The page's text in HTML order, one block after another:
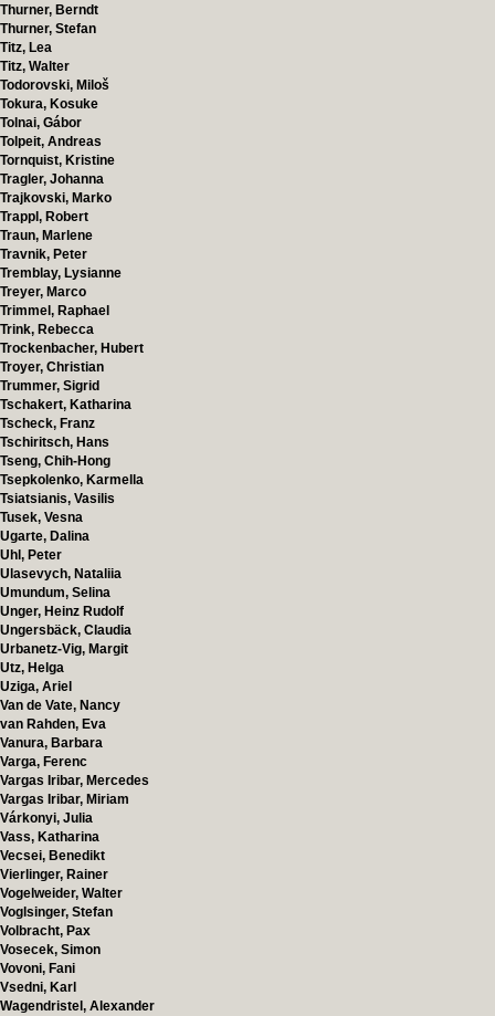
Thurner, Berndt
Thurner, Stefan
Titz, Lea
Titz, Walter
Todorovski, Miloš
Tokura, Kosuke
Tolnai, Gábor
Tolpeit, Andreas
Tornquist, Kristine
Tragler, Johanna
Trajkovski, Marko
Trappl, Robert
Traun, Marlene
Travnik, Peter
Tremblay, Lysianne
Treyer, Marco
Trimmel, Raphael
Trink, Rebecca
Trockenbacher, Hubert
Troyer, Christian
Trummer, Sigrid
Tschakert, Katharina
Tscheck, Franz
Tschiritsch, Hans
Tseng, Chih-Hong
Tsepkolenko, Karmella
Tsiatsianis, Vasilis
Tusek, Vesna
Ugarte, Dalina
Uhl, Peter
Ulasevych, Nataliia
Umundum, Selina
Unger, Heinz Rudolf
Ungersbäck, Claudia
Urbanetz-Vig, Margit
Utz, Helga
Uziga, Ariel
Van de Vate, Nancy
van Rahden, Eva
Vanura, Barbara
Varga, Ferenc
Vargas Iribar, Mercedes
Vargas Iribar, Miriam
Várkonyi, Julia
Vass, Katharina
Vecsei, Benedikt
Vierlinger, Rainer
Vogelweider, Walter
Voglsinger, Stefan
Volbracht, Pax
Vosecek, Simon
Vovoni, Fani
Vsedni, Karl
Wagendristel, Alexander